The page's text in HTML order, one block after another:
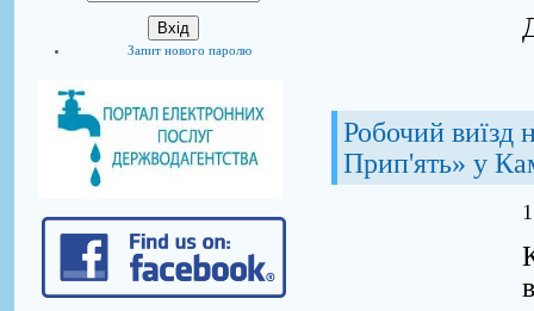
Запит нового паролю
Робочий виїзд
Прип'ять» у